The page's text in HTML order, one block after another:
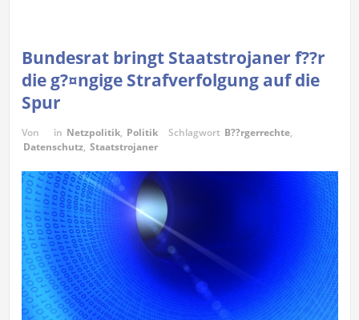
Bundesrat bringt Staatstrojaner f??r
die g?¤ngige Strafverfolgung auf die
Spur
Von in Netzpolitik, Politik Schlagwort B??rgerrechte,
Datenschutz, Staatstrojaner